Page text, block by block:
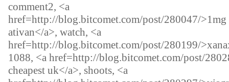
comment2, <a
href=http://blog.bitcomet.com/post/280047/>1mg
ativan</a>, watch, <a
href=http://blog.bitcomet.com/post/280199/
1088, <a href=http://blog.bitcomet.com/post/
cheapest uk</a>, shoots, <a